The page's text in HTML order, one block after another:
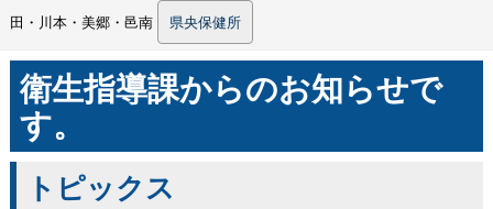
田・川本・美郷・邑南 県央保健所
衛生指導課からのお知らせで
す。
トピックス